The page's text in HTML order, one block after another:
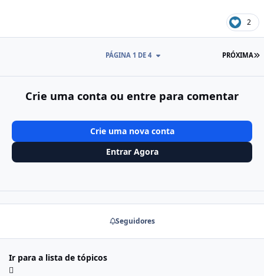
2
PRÓXIMA
PÁGINA 1 DE 4
Crie uma conta ou entre para comentar
Crie uma nova conta
Entrar Agora
Seguidores
Ir para a lista de tópicos